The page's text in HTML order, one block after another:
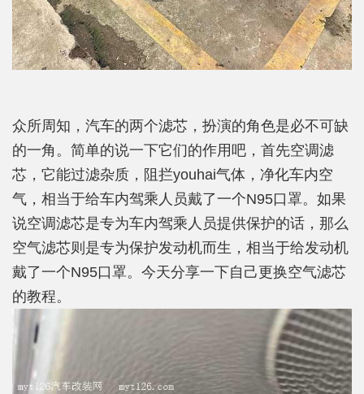
众所周知，汽车的两个滤芯，扮演的角色是必不可缺
的一角。简单的说一下它们的作用吧，首先空调滤
芯，它能过滤杂质，阻拦youhai气体，净化车内空
气，相当于给车内驾乘人员戴了一个N95口罩。如果
说空调滤芯是专为车内驾乘人员提供保护的话，那么
空气滤芯则是专为保护发动机而生，相当于给发动机
戴了一个N95口罩。今天分享一下自己更换空气滤芯
的教程。